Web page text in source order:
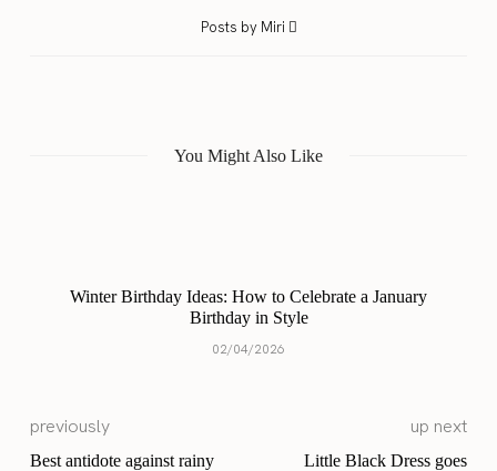
Posts by Miri
You Might Also Like
Winter Birthday Ideas: How to Celebrate a January
Birthday in Style
02/04/2026
previously
Best antidote against rainy
up next
Little Black Dress goes